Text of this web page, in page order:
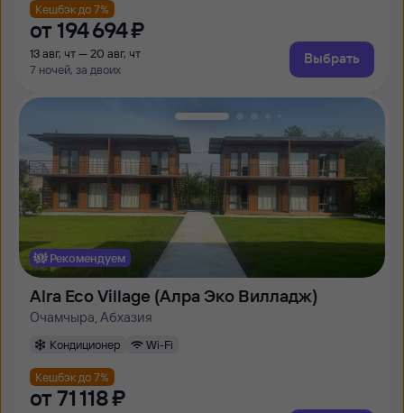
Кешбэк до 7%
от 194 ⁠694 ⁠₽
13 авг, чт — 20 авг, чт
7 ночей, за двоих
Выбрать
Рекомендуем
Alra Eco Village (Алра Эко Вилладж)
Очамчыра, Абхазия
Кондиционер Wi-Fi
Кешбэк до 7%
от 71 ⁠118 ⁠₽